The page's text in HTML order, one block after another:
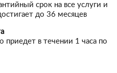
срок на все услуги и
до 36 месяцев
приедет в течении 1 часа по